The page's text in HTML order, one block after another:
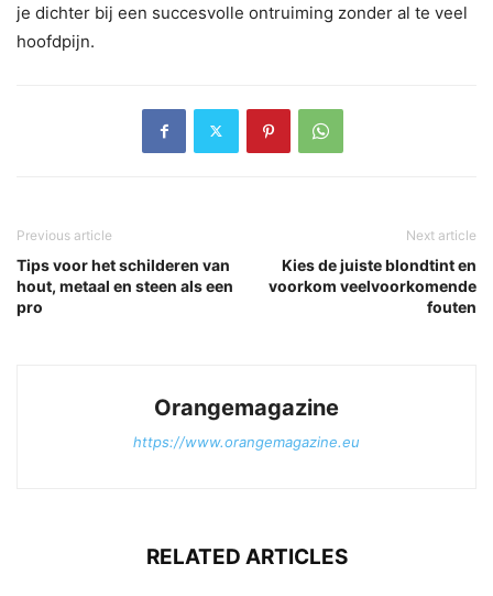
je dichter bij een succesvolle ontruiming zonder al te veel
hoofdpijn.
Previous article
Tips voor het schilderen van
hout, metaal en steen als een
pro
Next article
Kies de juiste blondtint en
voorkom veelvoorkomende
fouten
Orangemagazine
https://www.orangemagazine.eu
RELATED ARTICLES